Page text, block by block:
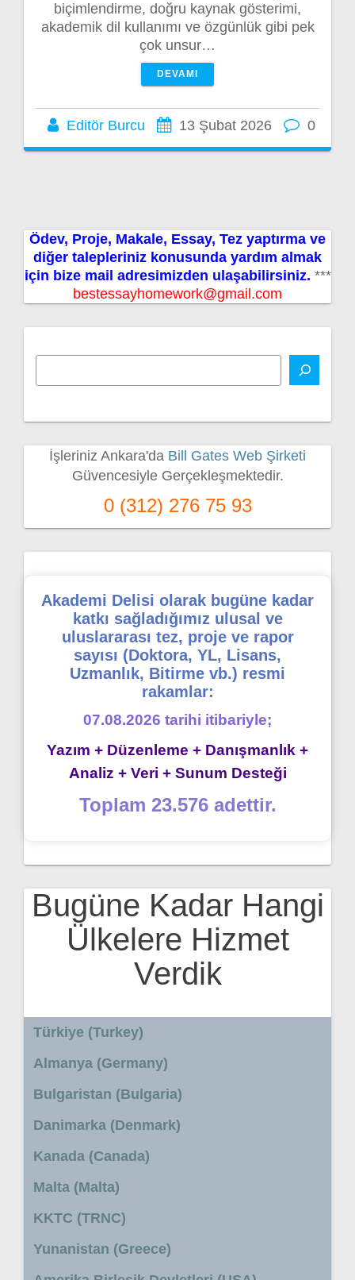
biçimlendirme, doğru kaynak gösterimi,
akademik dil kullanımı ve özgünlük gibi pek
çok unsur…
DEVAMI
Editör Burcu 13 Şubat 2026 0
Ödev, Proje, Makale, Essay, Tez yaptırma ve
diğer talepleriniz konusunda yardım almak
için bize mail adresimizden ulaşabilirsiniz. ***
bestessayhomework@gmail.com
İşleriniz Ankara'da Bill Gates Web Şirketi
Güvencesiyle Gerçekleşmektedir.
0 (312) 276 75 93
Akademi Delisi olarak bugüne kadar
katkı sağladığımız ulusal ve
uluslararası tez, proje ve rapor
sayısı (Doktora, YL, Lisans,
Uzmanlık, Bitirme vb.) resmi
rakamlar:
07.08.2026 tarihi itibariyle;
Yazım + Düzenleme + Danışmanlık +
Analiz + Veri + Sunum Desteği
Toplam 23.576 adettir.
Bugüne Kadar Hangi
Ülkelere Hizmet
Verdik
Türkiye (Turkey)
Almanya (Germany)
Bulgaristan (Bulgaria)
Danimarka (Denmark)
Kanada (Canada)
Malta (Malta)
KKTC (TRNC)
Yunanistan (Greece)